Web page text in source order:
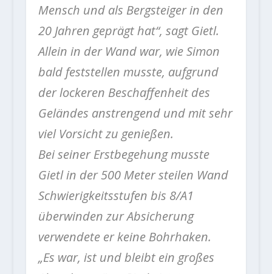
Mensch und als Bergsteiger in den
20 Jahren geprägt hat“, sagt Gietl.
Allein in der Wand war, wie Simon
bald feststellen musste, aufgrund
der lockeren Beschaffenheit des
Geländes anstrengend und mit sehr
viel Vorsicht zu genießen.
Bei seiner Erstbegehung musste
Gietl in der 500 Meter steilen Wand
Schwierigkeitsstufen bis 8/A1
überwinden zur Absicherung
verwendete er keine Bohrhaken.
„Es war, ist und bleibt ein großes